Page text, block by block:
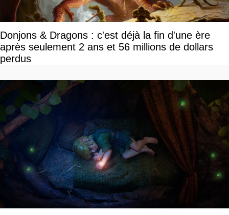
Donjons & Dragons : c'est déjà la fin d'une ère
après seulement 2 ans et 56 millions de dollars
perdus